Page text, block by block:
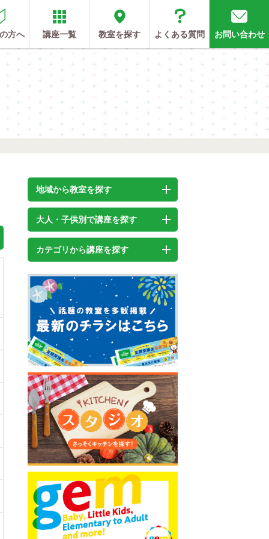
方へ 講座一覧 教室を探す よくある質問 お問い合わせ
地域から教室を探す
大人・子供別で講座を探す
カテゴリから講座を探す